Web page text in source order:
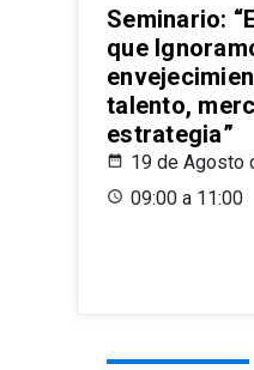
Seminario:
que
talento,
estrategia”
19 de Agosto
09:00 a 11:00